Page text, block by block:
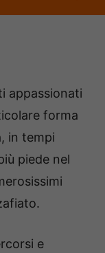
appassionati
forma
in tempi
piede nel
e